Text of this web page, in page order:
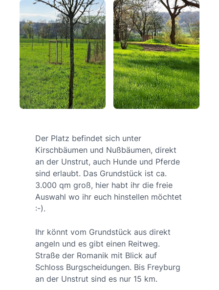
Der Platz befindet sich unter
Kirschbäumen und Nußbäumen, direkt
an der Unstrut, auch Hunde und Pferde
sind erlaubt. Das Grundstück ist ca.
3.000 qm groß, hier habt ihr die freie
Auswahl wo ihr euch hinstellen möchtet
:-).
Ihr könnt vom Grundstück aus direkt
angeln und es gibt einen Reitweg.
Straße der Romanik mit Blick auf
Schloss Burgscheidungen. Bis Freyburg
an der Unstrut sind es nur 15 km.